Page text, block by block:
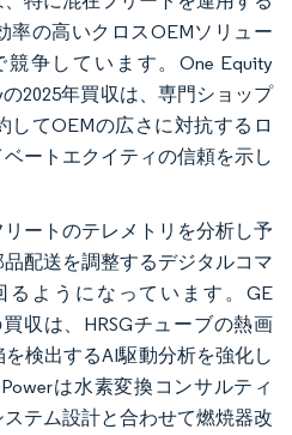
率の高いクロスOEMソリュー
争しています。One Equity
2025年買収は、専門ショップ
してOEMの広さに対抗するロ
ートエクイティの信頼を示し
ートのテレメトリを分析し予
配送を調整するデジタルコマ
るようになっています。GE
買収は、HRSGチューブの熱画
検出するAI駆動分析を強化し
は水素変換コンサルティ
テム設計と合わせて燃焼器改